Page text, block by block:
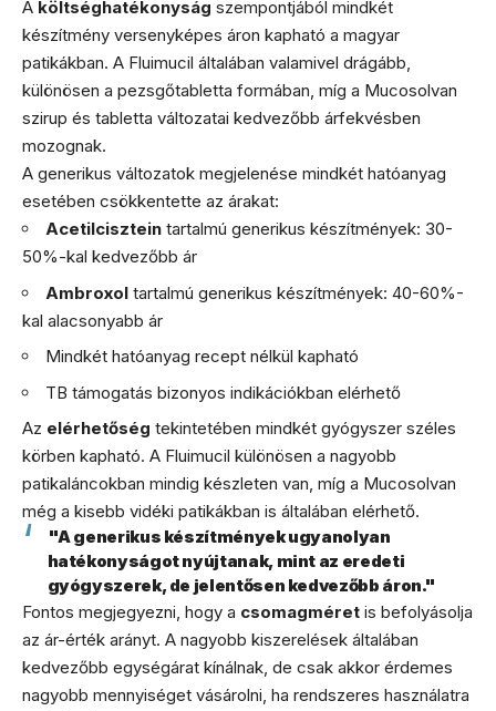
A költséghatékonyság szempontjából mindkét
készítmény versenyképes áron kapható a magyar
patikákban. A Fluimucil általában valamivel drágább,
különösen a pezsgőtabletta formában, míg a Mucosolvan
szirup és tabletta változatai kedvezőbb árfekvésben
mozognak.
A generikus változatok megjelenése mindkét hatóanyag
esetében csökkentette az árakat:
Acetilcisztein tartalmú generikus készítmények: 30-
50%-kal kedvezőbb ár
Ambroxol tartalmú generikus készítmények: 40-60%-
kal alacsonyabb ár
Mindkét hatóanyag recept nélkül kapható
TB támogatás bizonyos indikációkban elérhető
Az elérhetőség tekintetében mindkét gyógyszer széles
körben kapható. A Fluimucil különösen a nagyobb
patikaláncokban mindig készleten van, míg a Mucosolvan
még a kisebb vidéki patikákban is általában elérhető.
"A generikus készítmények ugyanolyan
hatékonyságot nyújtanak, mint az eredeti
gyógyszerek, de jelentősen kedvezőbb áron."
Fontos megjegyezni, hogy a csomagméret is befolyásolja
az ár-érték arányt. A nagyobb kiszerelések általában
kedvezőbb egységárat kínálnak, de csak akkor érdemes
nagyobb mennyiséget vásárolni, ha rendszeres használatra